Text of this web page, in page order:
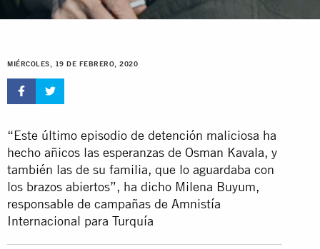
MIÉRCOLES, 19 DE FEBRERO, 2020
“Este último episodio de detención maliciosa ha
hecho añicos las esperanzas de Osman Kavala, y
también las de su familia, que lo aguardaba con
los brazos abiertos”, ha dicho Milena Buyum,
responsable de campañas de Amnistía
Internacional para Turquía